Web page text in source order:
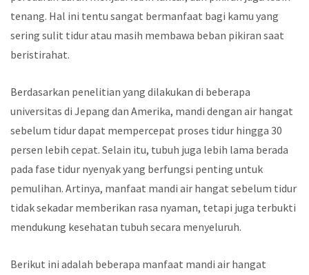
tenang. Hal ini tentu sangat bermanfaat bagi kamu yang
sering sulit tidur atau masih membawa beban pikiran saat
beristirahat.
Berdasarkan penelitian yang dilakukan di beberapa
universitas di Jepang dan Amerika, mandi dengan air hangat
sebelum tidur dapat mempercepat proses tidur hingga 30
persen lebih cepat. Selain itu, tubuh juga lebih lama berada
pada fase tidur nyenyak yang berfungsi penting untuk
pemulihan. Artinya, manfaat mandi air hangat sebelum tidur
tidak sekadar memberikan rasa nyaman, tetapi juga terbukti
mendukung kesehatan tubuh secara menyeluruh.
Berikut ini adalah beberapa manfaat mandi air hangat